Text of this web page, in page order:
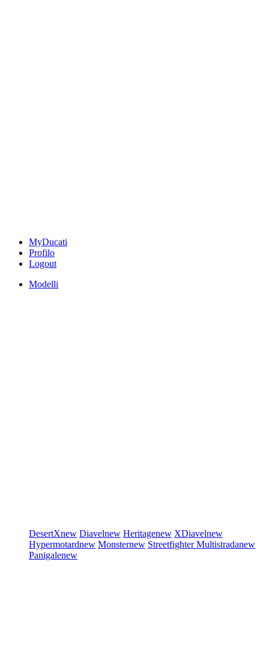
MyDucati
Profilo
Logout
Modelli
DesertXnew Diavelnew Heritagenew XDiavelnew
Hypermotardnew Monsternew StreetfighterMultistradanew
Panigalenew